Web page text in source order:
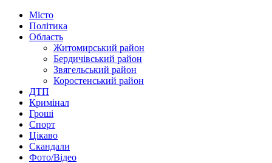
Місто
Політика
Область
Житомирський район
Бердичівський район
Звягельський район
Коростенський район
ДТП
Кримінал
Гроші
Спорт
Цікаво
Скандали
Фото/Відео